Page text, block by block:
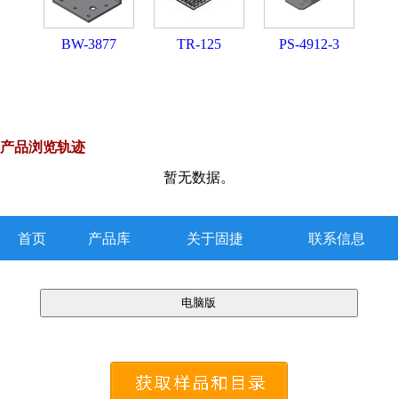
BW-3877 TR-125 PS-4912-3
产品浏览轨迹
暂无数据。
首页 产品库 关于固捷 联系信息